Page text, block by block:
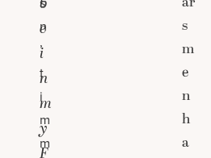
e
i
n
m
y
n
’
t
i
m
m
s
m
e
n
h
a